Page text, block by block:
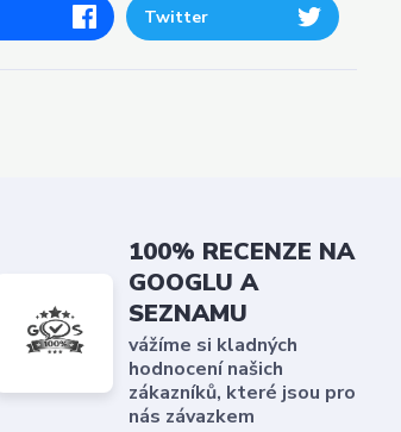
Twitter
100% RECENZE NA
GOOGLU A
SEZNAMU
vážíme si kladných
hodnocení našich
zákazníků, které jsou pro
nás závazkem